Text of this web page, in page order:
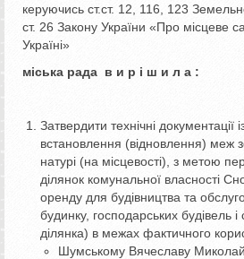
керуючись ст.ст. 12, 116, 123
ст. 26 Закону України «Про місцеве
Україні»
міська рада в и р і ш и л а :
Затвердити технічні
встановлення (відновлення) меж
натурі (на місцевості), з метою
ділянок комунальної власності
оренду для будівництва та
будинку, господарських будівель
ділянка) в межах фактичного
Шумському Вячеславу